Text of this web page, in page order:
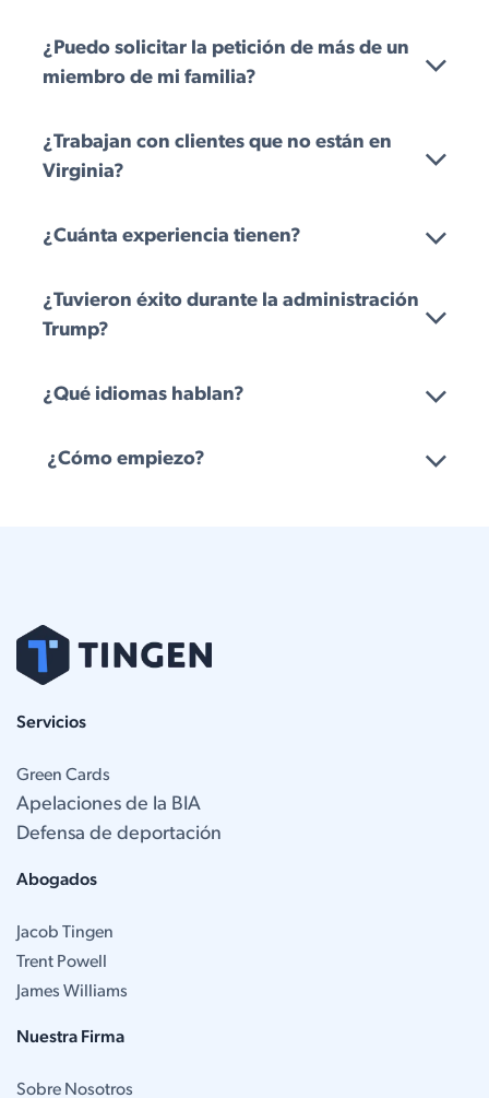
¿Puedo solicitar la petición de más de un
miembro de mi familia?
¿Trabajan con clientes que no están en
Virginia?
¿Cuánta experiencia tienen?
¿Tuvieron éxito durante la administración
Trump?
¿Qué idiomas hablan?
¿Cómo empiezo?
Servicios
Green Cards
Apelaciones de la BIA
Defensa de deportación
Abogados
Jacob Tingen
Trent Powell
James Williams
Nuestra Firma
Sobre Nosotros